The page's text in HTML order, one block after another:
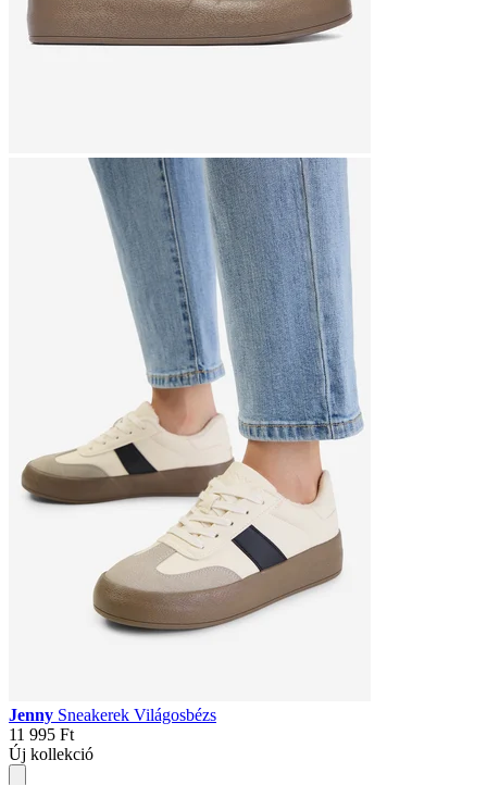
Jenny Sneakerek Világosbézs
11 995 Ft
Új kollekció